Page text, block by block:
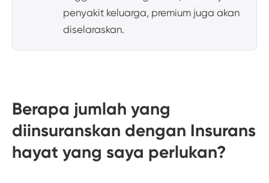
penyakit keluarga, premium juga akan
diselaraskan.
Berapa jumlah yang
diinsuranskan dengan Insurans
hayat yang saya perlukan?